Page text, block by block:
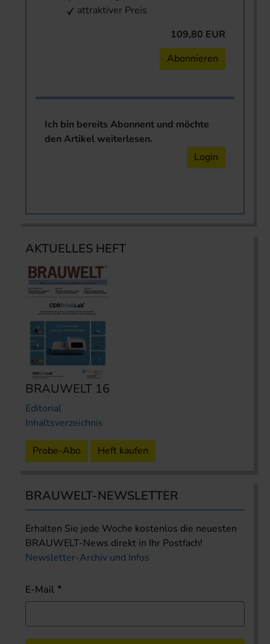
attraktiver Preis
109,80 EUR
Abonnieren
Ich bin bereits Abonnent und möchte
den Artikel weiterlesen.
Login
AKTUELLES HEFT
BRAUWELT 16
Editorial
Inhaltsverzeichnis
Probe-Abo Heft kaufen
BRAUWELT-NEWSLETTER
Erhalten Sie jede Woche kostenlos die neuesten
BRAUWELT-News direkt in Ihr Postfach!
Newsletter-Archiv und Infos
E-Mail